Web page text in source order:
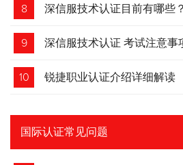
专家级网络工程师
8 深信服技术认证目前有哪些？
9 深信服技术认证 考试注意事
10 锐捷职业认证介绍详细解读
国际认证常见问题